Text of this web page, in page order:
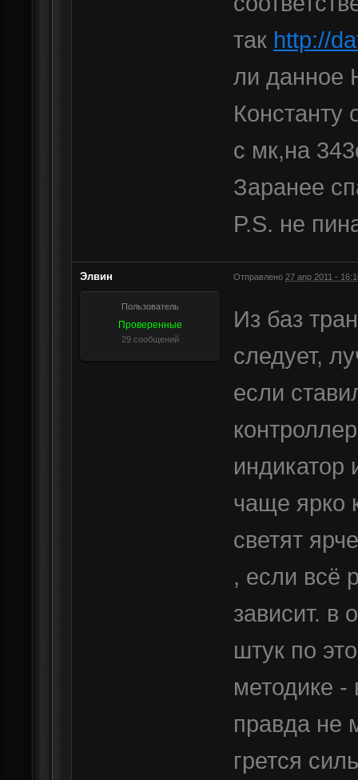
так http://
ли данное
Константу
с мк,на
Заранее
P.S. не
Элвин Отправлено 27 апр 2011 -
Пользователь
Проверенные
29 сообщений
Из баз
следует,
если
чаще ярко
светят
, если всё
зависит. в
штук по
методике -
правда не
грется